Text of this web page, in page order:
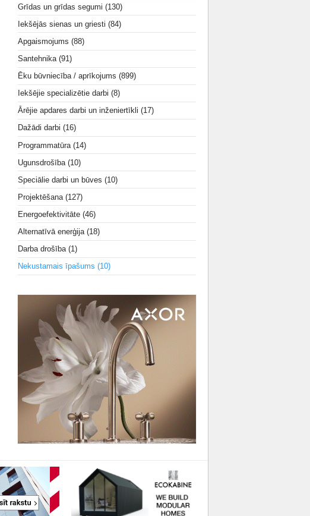
Grīdas un grīdas segumi (130)
Iekšējās sienas un griesti (84)
Apgaismojums (88)
Santehnika (91)
Ēku būvniecība / aprīkojums (899)
Iekšējie specializētie darbi (8)
Ārējie apdares darbi un inženiertīkli (17)
Dažādi darbi (16)
Programmatūra (14)
Ugunsdrošība (10)
Speciālie darbi un būves (10)
Projektēšana (127)
Energoefektivitāte (46)
Alternatīvā enerģija (18)
Darba drošība (1)
Nekustamais īpašums (10)